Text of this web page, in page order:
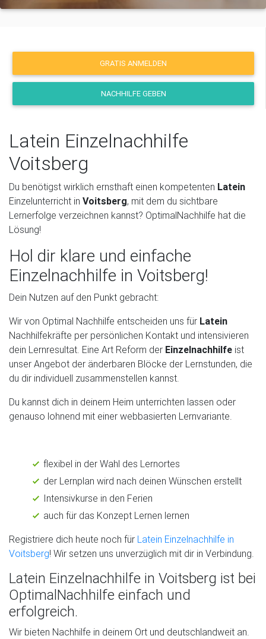
GRATIS ANMELDEN
NACHHILFE GEBEN
Latein Einzelnachhilfe
Voitsberg
Du benötigst wirklich ernsthaft einen kompetenten Latein
Einzelunterricht in Voitsberg, mit dem du sichtbare
Lernerfolge verzeichnen kannst? OptimalNachhilfe hat die
Lösung!
Hol dir klare und einfache
Einzelnachhilfe in Voitsberg!
Dein Nutzen auf den Punkt gebracht:
Wir von Optimal Nachhilfe entscheiden uns für Latein
Nachhilfekräfte per persönlichen Kontakt und intensivieren
dein Lernresultat. Eine Art Reform der Einzelnachhilfe ist
unser Angebot der änderbaren Blöcke der Lernstunden, die
du dir individuell zusammenstellen kannst.
Du kannst dich in deinem Heim unterrichten lassen oder
genauso lohnend mit einer webbasierten Lernvariante.
flexibel in der Wahl des Lernortes
der Lernplan wird nach deinen Wünschen erstellt
Intensivkurse in den Ferien
auch für das Konzept Lernen lernen
Registriere dich heute noch für Latein Einzelnachhilfe in
Voitsberg! Wir setzen uns unverzüglich mit dir in Verbindung.
Latein Einzelnachhilfe in Voitsberg ist bei
OptimalNachhilfe einfach und
erfolgreich.
Wir bieten Nachhilfe in deinem Ort und deutschlandweit an.